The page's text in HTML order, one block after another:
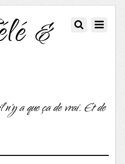
&
n'y a que ça de vrai. Et de